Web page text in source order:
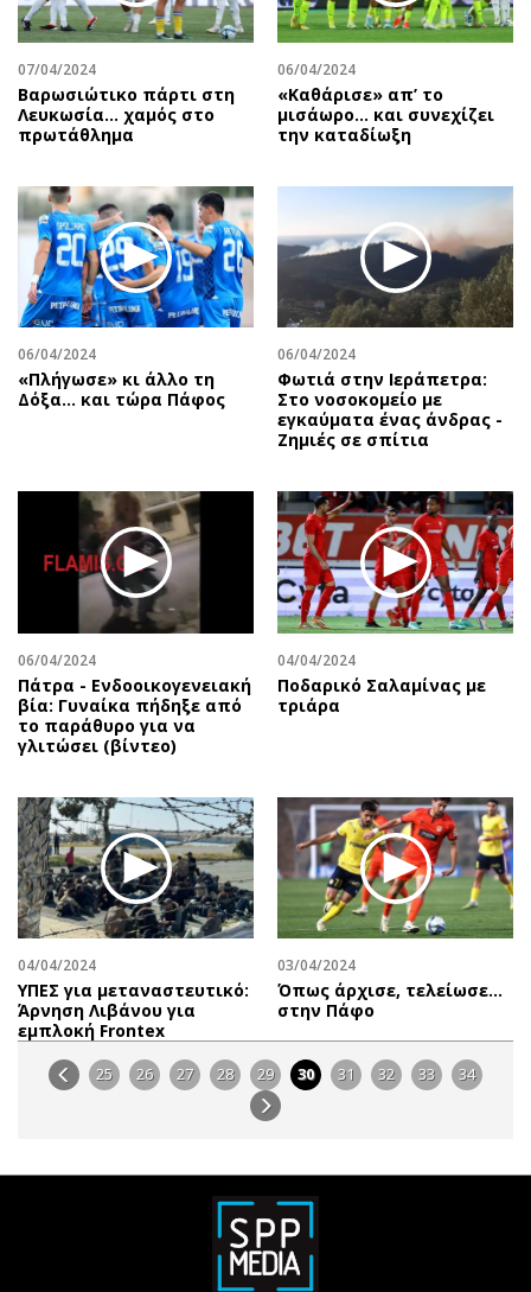
07/04/2024
Βαρωσιώτικο πάρτι στη
Λευκωσία… χαμός στο
πρωτάθλημα
06/04/2024
«Καθάρισε» απ’ το
μισάωρο… και συνεχίζει
την καταδίωξη
06/04/2024
«Πλήγωσε» κι άλλο τη
Δόξα… και τώρα Πάφος
06/04/2024
Φωτιά στην Ιεράπετρα:
Στο νοσοκομείο με
εγκαύματα ένας άνδρας -
Ζημιές σε σπίτια
06/04/2024
Πάτρα - Ενδοοικογενειακή
βία: Γυναίκα πήδηξε από
το παράθυρο για να
γλιτώσει (βίντεο)
04/04/2024
Ποδαρικό Σαλαμίνας με
τριάρα
04/04/2024
ΥΠΕΣ για μεταναστευτικό:
Άρνηση Λιβάνου για
εμπλοκή Frontex
03/04/2024
Όπως άρχισε, τελείωσε…
στην Πάφο
25 26 27 28 29 30 31 32 33 34